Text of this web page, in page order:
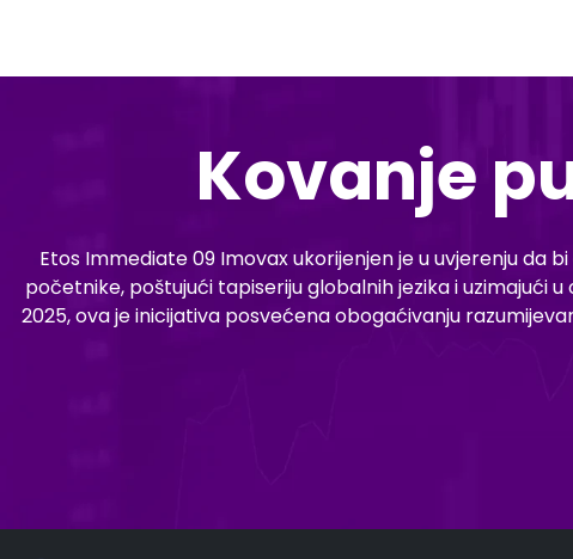
Kovanje
Etos Immediate 09 Imovax ukorijenjen je u uvjerenju da
početnike, poštujući tapiseriju globalnih jezika i uzimajući
2025, ova je inicijativa posvećena obogaćivanju